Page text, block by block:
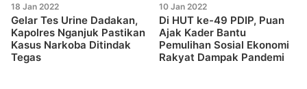
18 Jan 2022
Gelar Tes Urine Dadakan,
Kapolres Nganjuk Pastikan
Kasus Narkoba Ditindak
Tegas
10 Jan 2022
Di HUT ke-49 PDIP, Puan
Ajak Kader Bantu
Pemulihan Sosial Ekonomi
Rakyat Dampak Pandemi